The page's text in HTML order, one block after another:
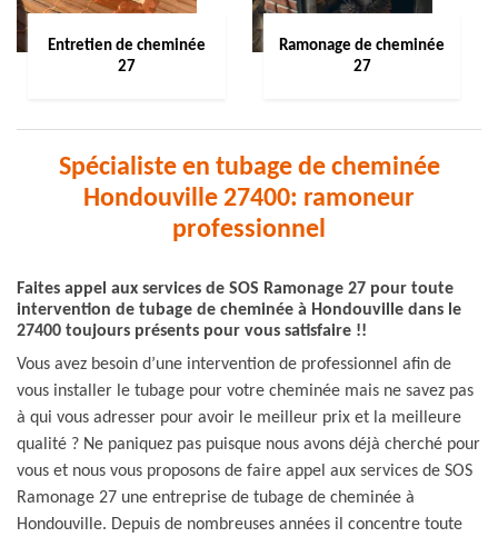
Entretien de cheminée
27
Ramonage de cheminée
27
Spécialiste en tubage de cheminée
Hondouville 27400: ramoneur
professionnel
Faites appel aux services de SOS Ramonage 27 pour toute
intervention de tubage de cheminée à Hondouville dans le
27400 toujours présents pour vous satisfaire !!
Vous avez besoin d’une intervention de professionnel afin de
vous installer le tubage pour votre cheminée mais ne savez pas
à qui vous adresser pour avoir le meilleur prix et la meilleure
qualité ? Ne paniquez pas puisque nous avons déjà cherché pour
vous et nous vous proposons de faire appel aux services de SOS
Ramonage 27 une entreprise de tubage de cheminée à
Hondouville. Depuis de nombreuses années il concentre toute